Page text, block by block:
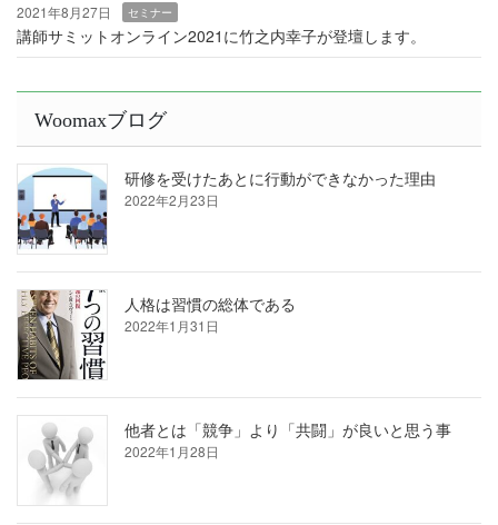
2021年8月27日 セミナー
講師サミットオンライン2021に竹之内幸子が登壇します。
Woomaxブログ
研修を受けたあとに行動ができなかった理由
2022年2月23日
人格は習慣の総体である
2022年1月31日
他者とは「競争」より「共闘」が良いと思う事
2022年1月28日